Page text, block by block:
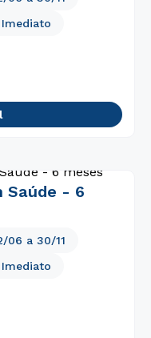
Saúde - 6
06 a 30/11